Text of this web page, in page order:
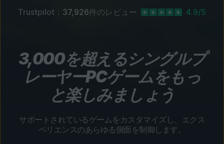
Trustpilot： 37,926件のレビュー 4.9/5
3,000を超えるシングルプ
レーヤーPCゲームをもっ
と楽しみましょう
サポートされているゲームをカスタマイズし、エクス
ペリエンスのあらゆる側面を制御します。